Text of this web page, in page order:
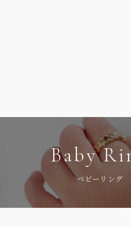
Baby
ベビーリング